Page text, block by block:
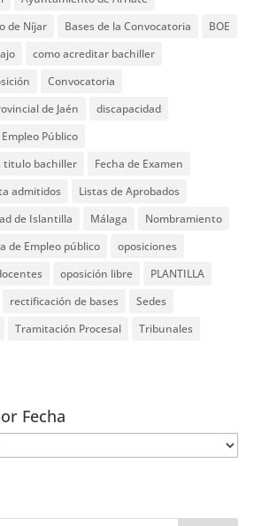
de Níjar
Bases de la Convocatoria
BOE
como acreditar bachiller
Convocatoria
de Jaén
discapacidad
Empleo Público
titulo bachiller
Fecha de Examen
admitidos
Listas de Aprobados
de Islantilla
Málaga
Nombramiento
de Empleo público
oposiciones
oposición libre
PLANTILLA
rectificación de bases
Sedes
Tramitación Procesal
Tribunales
Fecha